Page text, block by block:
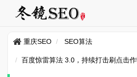
重庆SEO SEO算法
百度惊雷算法 3.0，持续打击刷点击